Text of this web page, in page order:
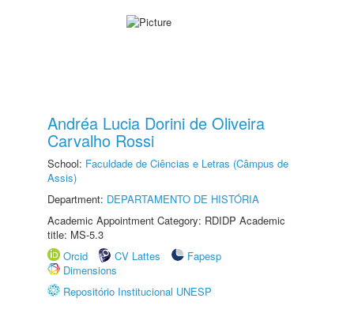
Andréa Lucia Dorini de Oliveira
Carvalho Rossi
School: Faculdade de Ciências e Letras (Câmpus de
Assis)
Department: DEPARTAMENTO DE HISTÓRIA
Academic Appointment Category: RDIDP Academic
title: MS-5.3
Orcid
CV Lattes
Fapesp
Dimensions
Repositório Institucional UNESP